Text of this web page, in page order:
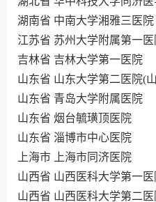
湖南省 中南大学湘雅三医院
江苏省 苏州大学附属第一医
吉林省 吉林大学第一医院
山东省 山东大学第二医院(
山东省 青岛大学附属医院
山东省 烟台毓璜顶医院
山东省 淄博市中心医院
上海市 上海市同济医院
山西省 山西医科大学第一医
山西省 山西医科大学第二医